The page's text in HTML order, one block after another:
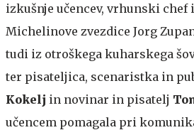
izkušnje učencev, vrhunski
Michelinove zvezdice Jorg
tudi iz otroškega kuharskega
ter pisateljica, scenaristka in
Kokelj in novinar in pisatelj
učencem pomagala pri